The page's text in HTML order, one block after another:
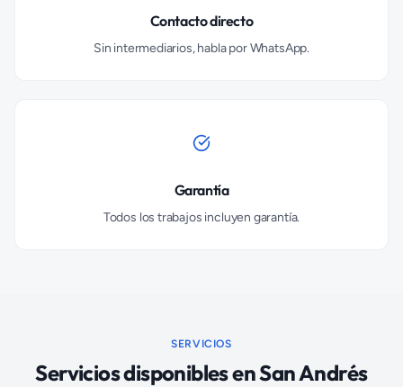
Contacto directo
Sin intermediarios, habla por WhatsApp.
Garantía
Todos los trabajos incluyen garantía.
SERVICIOS
Servicios disponibles enSan Andrés